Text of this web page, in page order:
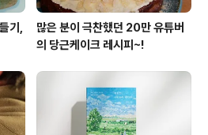
기,
많은 분이 극찬했던 20만 유튜버
의 당근케이크 레시피~!